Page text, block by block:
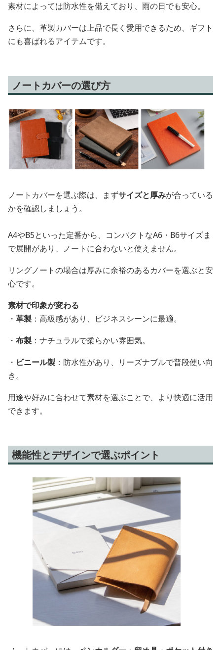
素材によっては防水性を備えており、雨の日でも安心。
さらに、革製カバーは上品で長く愛用できるため、ギフト
にも喜ばれるアイテムです。
ノートカバーの選び方
ノートカバーを選ぶ際は、まずサイズと厚みが合っている
かを確認しましょう。
A4やB5といった定番から、コンパクトなA6・B6サイズま
で展開があり、ノートに合わないと使えません。
リングノートの場合は厚みに余裕のあるカバーを選ぶと安
心です。
素材で印象が変わる
・ 革製 ：高級感があり、ビジネスシーンに最適。
・ 布製 ：ナチュラルで柔らかい雰囲気。
・ ビニール製 ：防水性があり、リーズナブルで普段使い向
き。
用途や好みに合わせて素材を選ぶことで、より快適に活用
できます。
機能性とデザインで選ぶポイント